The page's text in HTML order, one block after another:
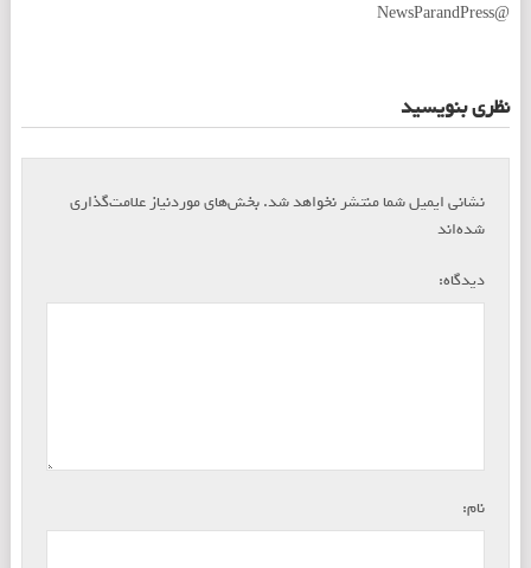
@NewsParandPress
نظری بنویسید
نشانی ایمیل شما منتشر نخواهد شد.بخش‌های موردنیاز علامت‌گذاری
شده‌اند
دیدگاه:
نام: